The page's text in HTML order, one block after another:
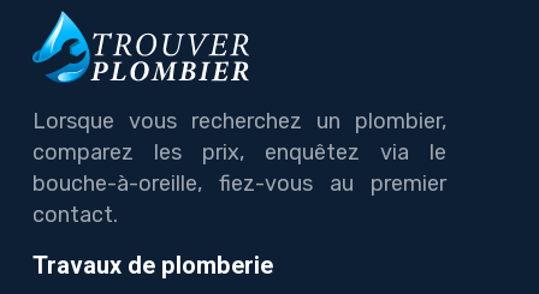
Lorsque vous recherchez un plombier,
comparez les prix, enquêtez via le
bouche-à-oreille, fiez-vous au premier
contact.
Travaux de plomberie